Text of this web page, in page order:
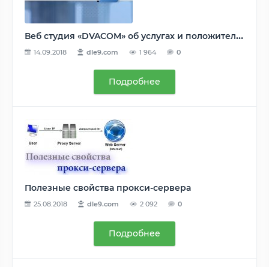
Веб студия «DVACOM» об услугах и положительные отзывы
14.09.2018 dle9.com 1 964 0
Подробнее
Полезные свойства прокси-сервера
25.08.2018 dle9.com 2 092 0
Подробнее